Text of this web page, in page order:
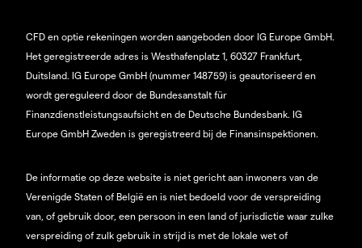
CFD en optie rekeningen worden aangeboden door IG Europe GmbH.
Het geregistreerde adres is Westhafenplatz 1, 60327 Frankfurt,
Duitsland. IG Europe GmbH (nummer 148759) is geautoriseerd en
wordt gereguleerd door de Bundesanstalt für
Finanzdienstleistungsaufsicht en de Deutsche Bundesbank. IG
Europe GmbH Zweden is geregistreerd bij de Finansinspektionen.
De informatie op deze website is niet gericht aan inwoners van de
Verenigde Staten of België en is niet bedoeld voor de verspreiding
van, of gebruik door, een persoon in een land of jurisdictie waar zulke
verspreiding of zulk gebruik in strijd is met de lokale wet of